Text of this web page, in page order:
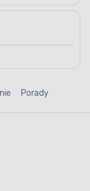
Porady